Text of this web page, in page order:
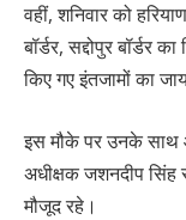
वहीं, शनिवार को
बॉर्डर, सद्दोपुर बॉर्डर
किए गए इंतजामों का
इस मौके पर उनके साथ
अधीक्षक जशनदीप सिंह
मौजूद रहे।